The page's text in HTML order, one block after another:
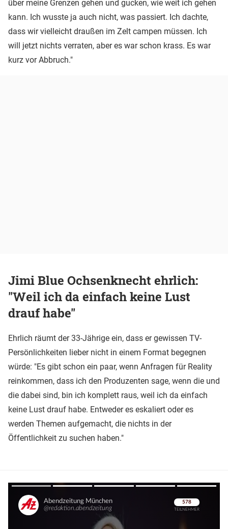
über meine Grenzen gehen und gucken, wie weit ich gehen
kann. Ich wusste ja auch nicht, was passiert. Ich dachte,
dass wir vielleicht draußen im Zelt campen müssen. Ich
will jetzt nichts verraten, aber es war schon krass. Es war
kurz vor Abbruch."
Jimi Blue Ochsenknecht ehrlich:
"Weil ich da einfach keine Lust
drauf habe"
Ehrlich räumt der 33-Jährige ein, dass er gewissen TV-
Persönlichkeiten lieber nicht in einem Format begegnen
würde: "Es gibt schon ein paar, wenn Anfragen für Reality
reinkommen, dass ich den Produzenten sage, wenn die und
die dabei sind, bin ich komplett raus, weil ich da einfach
keine Lust drauf habe. Entweder es eskaliert oder es
werden Themen aufgemacht, die nichts in der
Öffentlichkeit zu suchen haben."
Überspringen